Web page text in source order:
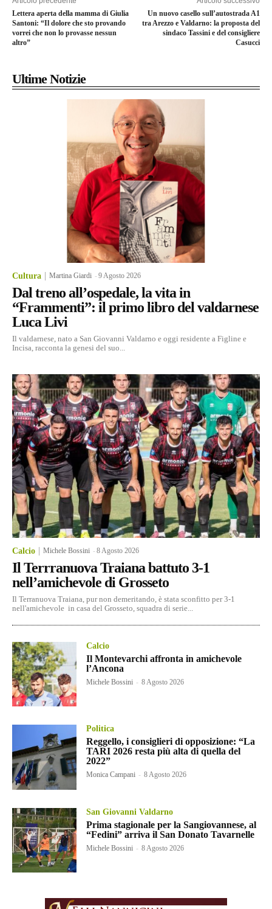
Lettera aperta della mamma di Giulia
Santoni: “Il dolore che sto provando
vorrei che non lo provasse nessun
altro”
Un nuovo casello sull’autostrada A1
tra Arezzo e Valdarno: la proposta del
sindaco Tassini e del consigliere
Casucci
Ultime Notizie
Cultura Martina Giardi -9 Agosto 2026
Dal treno all’ospedale, la vita in
“Frammenti”: il primo libro del valdarnese
Luca Livi
Il valdarnese, nato a San Giovanni Valdarno e oggi residente a Figline e
Incisa, racconta la genesi del suo...
Calcio Michele Bossini -8 Agosto 2026
Il Terrranuova Traiana battuto 3-1
nell’amichevole di Grosseto
Il Terranuova Traiana, pur non demeritando, è stata sconfitto per 3-1
nell'amichevole in casa del Grosseto, squadra di serie...
Calcio
Il Montevarchi affronta in amichevole
l’Ancona
Michele Bossini - 8 Agosto 2026
Politica
Reggello, i consiglieri di opposizione: “La
TARI 2026 resta più alta di quella del
2022”
Monica Campani - 8 Agosto 2026
San Giovanni Valdarno
Prima stagionale per la Sangiovannese, al
“Fedini” arriva il San Donato Tavarnelle
Michele Bossini - 8 Agosto 2026